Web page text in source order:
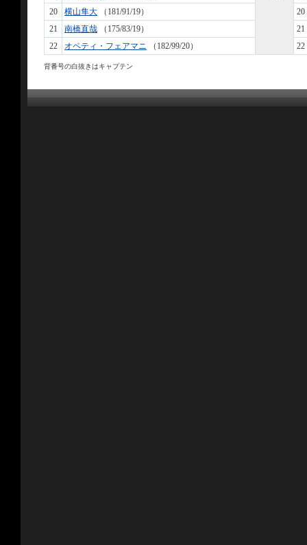
20
横山隼大 （181/91/19）
20
21
南橋直哉 （175/83/19）
21
22
オペティ・フェアマニ （182/99/20） 22
背番号の白抜きはキャプテン